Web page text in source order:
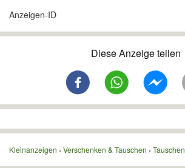
Anzeigen-ID
Diese Anzeige teilen
Kleinanzeigen Verschenken & Tauschen Tauschen